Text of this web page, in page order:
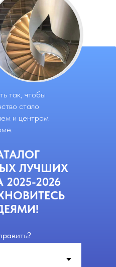
ЛУЧШИХ
2026
так, чтобы
стало
и центром